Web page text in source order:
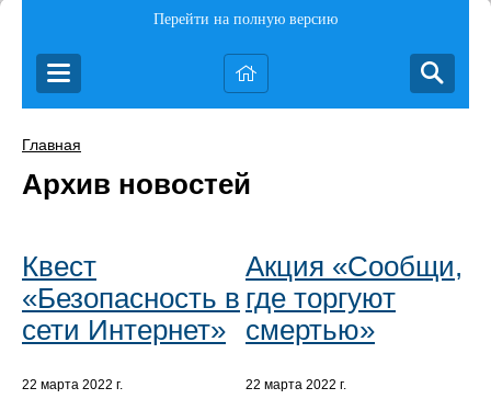
Перейти на полную версию
Главная
Архив новостей
Квест
«Безопасность в
сети Интернет»
22 марта 2022 г.
Акция «Сообщи,
где торгуют
смертью»
22 марта 2022 г.